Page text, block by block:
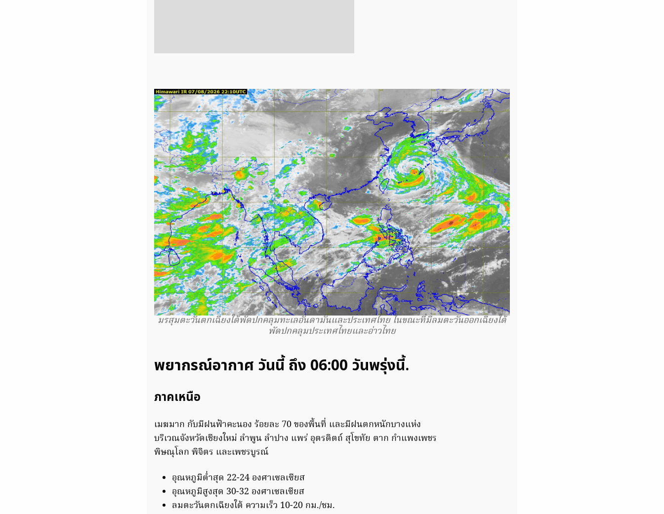
มรสุมตะวันตกเฉียงใต้พัดปกคลุมทะเลอันดามันและประเทศไทย ในขณะที่มีลมตะวันออกเฉียงใต้
พัดปกคลุมประเทศไทยและอ่าวไทย
พยากรณ์อากาศ วันนี้ ถึง 06:00 วันพรุ่งนี้.
ภาคเหนือ
เมฆมาก กับมีฝนฟ้าคะนอง ร้อยละ 70 ของพื้นที่ และมีฝนตกหนักบางแห่ง
บริเวณจังหวัดเชียงใหม่ ลำพูน ลำปาง แพร่ อุตรดิตถ์ สุโขทัย ตาก กำแพงเพชร
พิษณุโลก พิจิตร และเพชรบูรณ์
อุณหภูมิต่ำสุด 22-24 องศาเซลเซียส
อุณหภูมิสูงสุด 30-32 องศาเซลเซียส
ลมตะวันตกเฉียงใต้ ความเร็ว 10-20 กม./ชม.